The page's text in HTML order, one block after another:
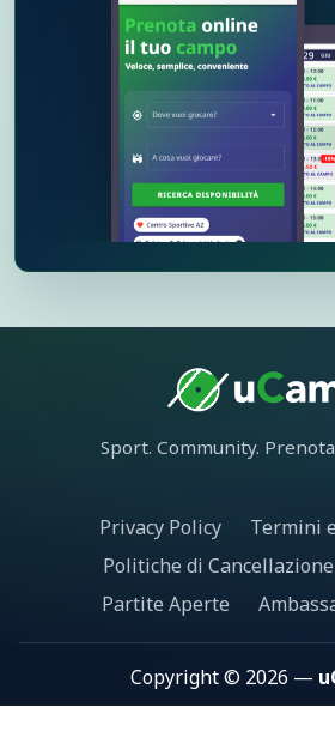
Sport. Community.
Privacy Policy
Termini
Politiche di Cancellazione
Partite Aperte
Copyright © 2026 —